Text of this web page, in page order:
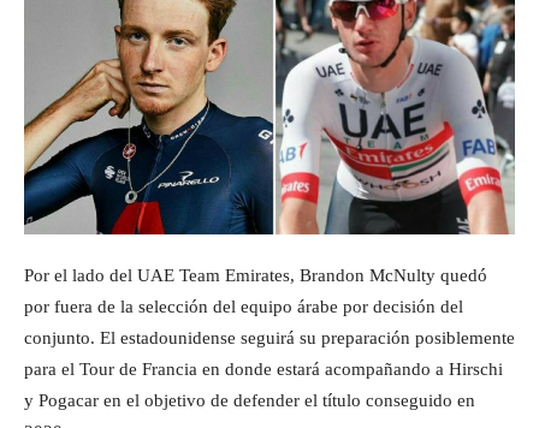
Por el lado del UAE Team Emirates, Brandon McNulty quedó
por fuera de la selección del equipo árabe por decisión del
conjunto. El estadounidense seguirá su preparación posiblemente
para el Tour de Francia en donde estará acompañando a Hirschi
y Pogacar en el objetivo de defender el título conseguido en